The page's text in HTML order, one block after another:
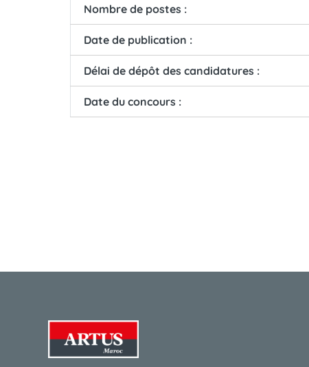
Nombre de postes :
Date de publication :
Délai de dépôt des candidatures :
Date du concours :